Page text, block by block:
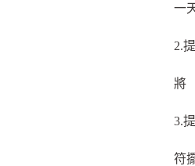
一
2.
將
3.
符